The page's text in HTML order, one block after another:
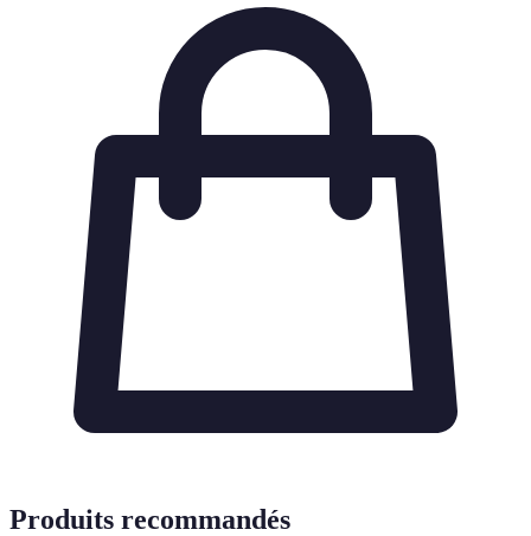
Produits recommandés